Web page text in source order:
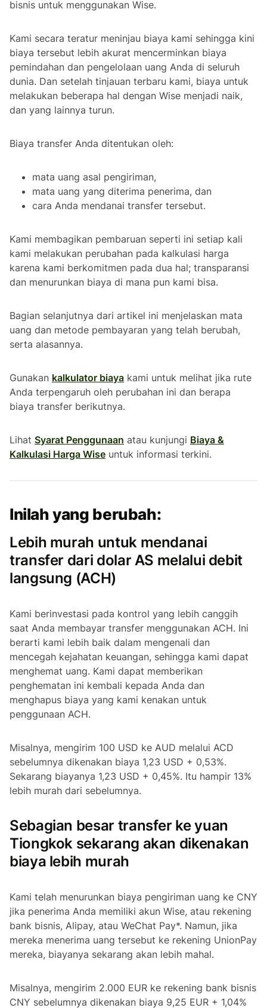
bisnis untuk menggunakan Wise.
Kami secara teratur meninjau biaya kami sehingga kini
biaya tersebut lebih akurat mencerminkan biaya
pemindahan dan pengelolaan uang Anda di seluruh
dunia. Dan setelah tinjauan terbaru kami, biaya untuk
melakukan beberapa hal dengan Wise menjadi naik,
dan yang lainnya turun.
Biaya transfer Anda ditentukan oleh:
mata uang asal pengiriman,
mata uang yang diterima penerima, dan
cara Anda mendanai transfer tersebut.
Kami membagikan pembaruan seperti ini setiap kali
kami melakukan perubahan pada kalkulasi harga
karena kami berkomitmen pada dua hal; transparansi
dan menurunkan biaya di mana pun kami bisa.
Bagian selanjutnya dari artikel ini menjelaskan mata
uang dan metode pembayaran yang telah berubah,
serta alasannya.
Gunakan kalkulator biaya kami untuk melihat jika rute
Anda terpengaruh oleh perubahan ini dan berapa
biaya transfer berikutnya.
Lihat Syarat Penggunaan atau kunjungi Biaya &
Kalkulasi Harga Wise untuk informasi terkini.
Inilah yang berubah:
Lebih murah untuk mendanai
transfer dari dolar AS melalui debit
langsung (ACH)
Kami berinvestasi pada kontrol yang lebih canggih
saat Anda membayar transfer menggunakan ACH. Ini
berarti kami lebih baik dalam mengenali dan
mencegah kejahatan keuangan, sehingga kami dapat
menghemat uang. Kami dapat memberikan
penghematan ini kembali kepada Anda dan
menghapus biaya yang kami kenakan untuk
penggunaan ACH.
Misalnya, mengirim 100 USD ke AUD melalui ACD
sebelumnya dikenakan biaya 1,23 USD + 0,53%.
Sekarang biayanya 1,23 USD + 0,45%. Itu hampir 13%
lebih murah dari sebelumnya.
Sebagian besar transfer ke yuan
Tiongkok sekarang akan dikenakan
biaya lebih murah
Kami telah menurunkan biaya pengiriman uang ke CNY
jika penerima Anda memiliki akun Wise, atau rekening
bank bisnis, Alipay, atau WeChat Pay*. Namun, jika
mereka menerima uang tersebut ke rekening UnionPay
mereka, biayanya sekarang akan lebih mahal.
Misalnya, mengirim 2.000 EUR ke rekening bank bisnis
CNY sebelumnya dikenakan biaya 9,25 EUR + 1,04%